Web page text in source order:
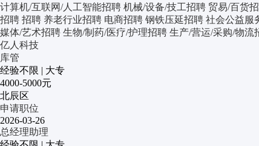
计算机/互联网/人工智能招聘 机械/设备/技工招聘 贸易/百货
招聘 招聘 养老行业招聘 电商招聘 钢铁压延招聘 社会公益服
媒体/艺术招聘 生物/制药/医疗/护理招聘 生产/营运/采购/物流
亿人科技
库管
经验不限 | 大专
4000-5000元
北辰区
申请职位
2026-03-26
总经理助理